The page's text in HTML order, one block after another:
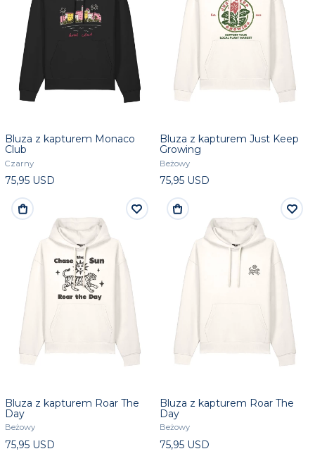
Bluza z kapturem Monaco
Club
Czarny
75,95 USD
Bluza z kapturem Just Keep
Growing
Beżowy
75,95 USD
Bluza z kapturem Roar The
Day
Beżowy
75,95 USD
Bluza z kapturem Roar The
Day
Beżowy
75,95 USD